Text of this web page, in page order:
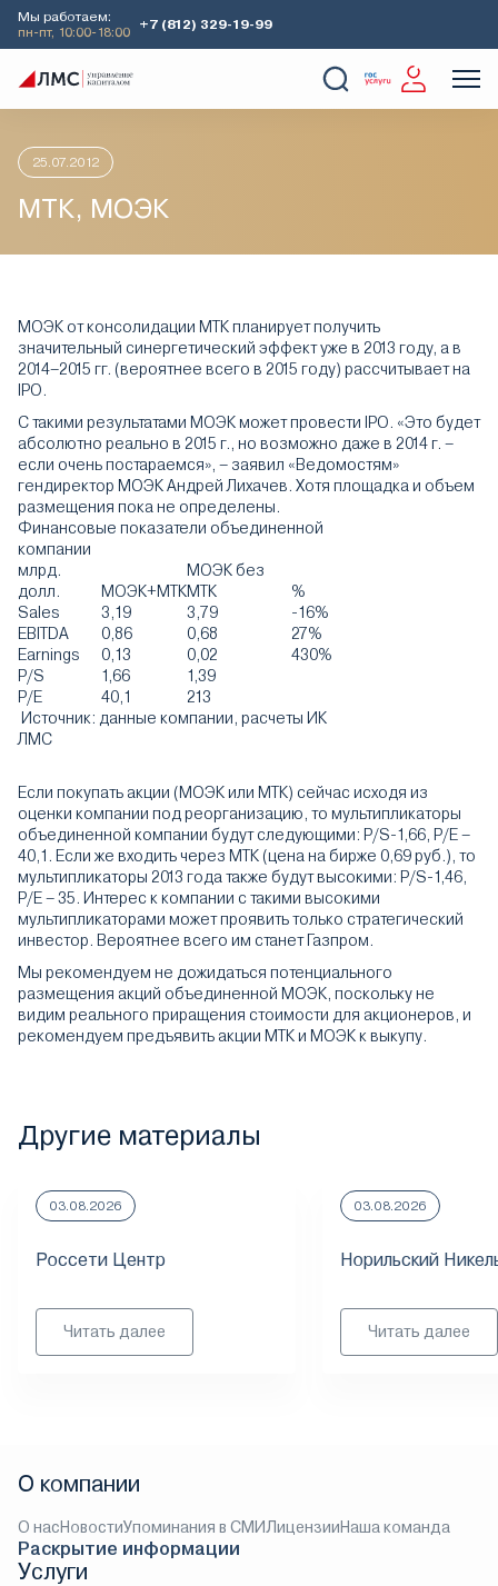
Мы работаем:
пн-пт, 10:00-18:00
+7 (812) 329-19-99
Главная Аналитика
25.07.2012
МТК, МОЭК
МОЭК от консолидации МТК планирует получить
значительный синергетический эффект уже в 2013 году, а в
2014–2015 гг. (вероятнее всего в 2015 году) рассчитывает на
IPO.
С такими результатами МОЭК может провести IPO. «Это будет
абсолютно реально в 2015 г., но возможно даже в 2014 г. –
если очень постараемся», – заявил «Ведомостям»
гендиректор МОЭК Андрей Лихачев. Хотя площадка и объем
размещения пока не определены.
Финансовые показатели объединенной
компании
млрд.
долл.
МОЭК+МТК
МОЭК без
МТК
%
Sales
3,19 3,79
-16%
EBITDA
0,86 0,68
27%
Earnings
0,13 0,02
430%
P/S
1,66
1,39
P/E
40,1
213
Источник: данные компании, расчеты ИК
ЛМС
Если покупать акции (МОЭК или МТК) сейчас исходя из
оценки компании под реорганизацию, то мультипликаторы
объединенной компании будут следующими: P/S-1,66, Р/Е –
40,1. Если же входить через МТК (цена на бирже 0,69 руб.), то
мультипликаторы 2013 года также будут высокими: P/S-1,46,
Р/Е – 35. Интерес к компании с такими высокими
мультипликаторами может проявить только стратегический
инвестор. Вероятнее всего им станет Газпром.
Мы рекомендуем не дожидаться потенциального
размещения акций объединенной МОЭК, поскольку не
видим реального приращения стоимости для акционеров, и
рекомендуем предъявить акции МТК и МОЭК к выкупу.
Другие материалы
03.08.2026
Россети Центр
Читать далее
03.08.2026
Норильский
Читать далее
О компании
О насНовостиУпоминания в СМИЛицензииНаша команда
Раскрытие информации
Услуги